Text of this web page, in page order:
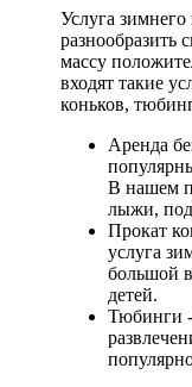
Услуга
разнообразить
массу
входят такие
коньков,
Аренда
В нашем
лыжи,
Прокат
услуга
большой
детей.
Тюбинги